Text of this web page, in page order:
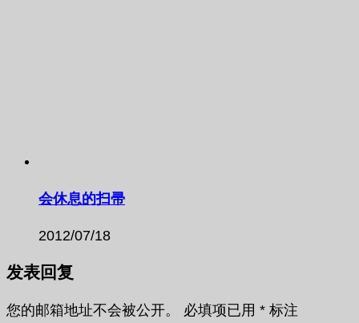
会休息的扫帚
2012/07/18
发表回复
您的邮箱地址不会被公开。 必填项已用 * 标注